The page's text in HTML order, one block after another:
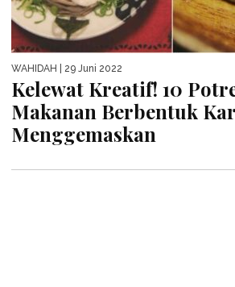
WAHIDAH | 29 Juni 2022
Kelewat Kreatif! 10
Makanan Berbentuk
Menggemaskan